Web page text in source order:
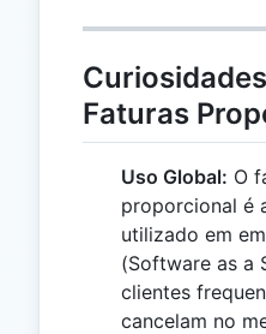
Faturas
Uso Global: O
proporcional é
utilizado em
(Software as a
clientes
cancelam no